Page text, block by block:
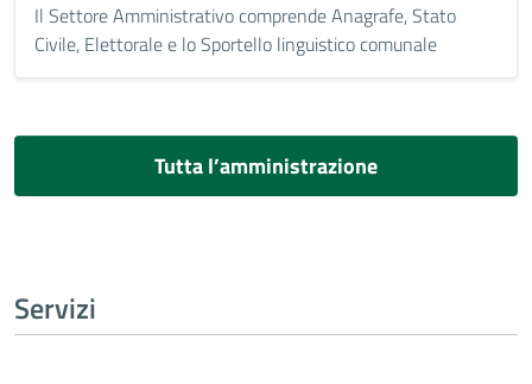
Il Settore Amministrativo comprende Anagrafe, Stato
Civile, Elettorale e lo Sportello linguistico comunale
Tutta l’amministrazione
Servizi